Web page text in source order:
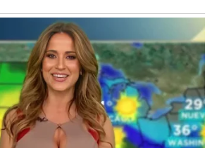
nešto važno. Možda je to
ili emotivna dilema.
dolazi do izražaja.
može produbiti odnos.